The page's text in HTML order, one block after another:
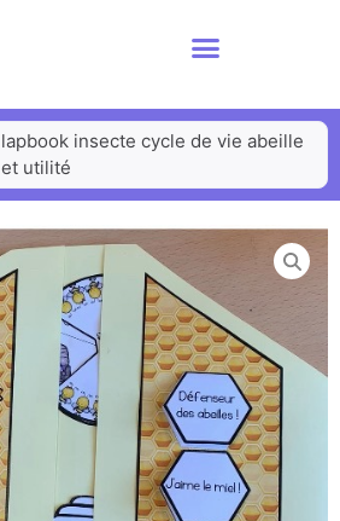
lapbook insecte cycle de vie abeille
et utilité